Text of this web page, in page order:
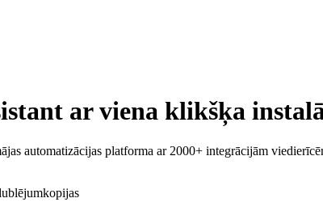
ar viena klikšķa
automatizācijas platforma ar 2000+ integrācijām